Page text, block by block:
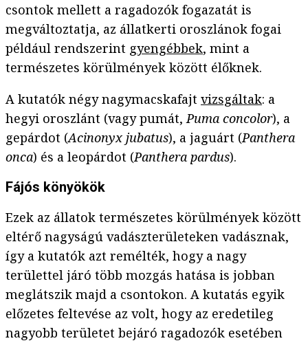
csontok mellett a ragadozók fogazatát is
megváltoztatja, az állatkerti oroszlánok fogai
például rendszerint gyengébbek, mint a
természetes körülmények között élőknek.
A kutatók négy nagymacskafajt vizsgáltak: a
hegyi oroszlánt (vagy pumát,Puma concolor), a
gepárdot (Acinonyx jubatus), a jaguárt (Panthera
onca) és a leopárdot (Panthera pardus).
Fájós könyökök
Ezek az állatok természetes körülmények között
eltérő nagyságú vadászterületeken vadásznak,
így a kutatók azt remélték, hogy a nagy
területtel járó több mozgás hatása is jobban
meglátszik majd a csontokon. A kutatás egyik
előzetes feltevése az volt, hogy az eredetileg
nagyobb területet bejáró ragadozók esetében